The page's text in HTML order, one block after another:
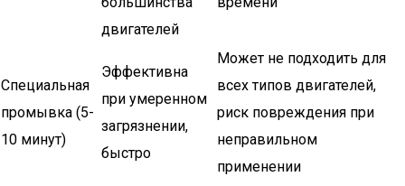
двигателей
Специальная
промывка (5-
10 минут)
Эффективна
при умеренном
загрязнении,
быстро
Может не подходить для
всех типов двигателей,
риск повреждения при
неправильном
применении